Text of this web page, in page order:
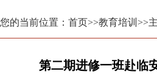
您的当前位置：首页>>教育培训 >>
第二期进修一班赴临